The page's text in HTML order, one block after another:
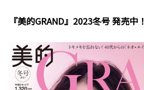
『美的GRAND』2023冬号 発売中！